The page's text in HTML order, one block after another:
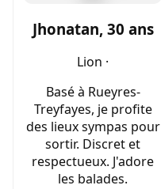
Jhonatan, 30 ans
Lion ·
Basé à Rueyres-
Treyfayes, je profite
des lieux sympas pour
sortir. Discret et
respectueux. J'adore
les balades.